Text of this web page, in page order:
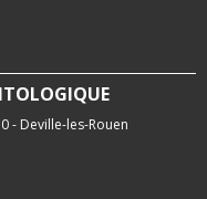
- Deville-les-Rouen